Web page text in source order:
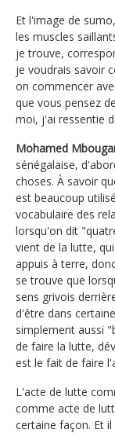
Et l'image de
les muscles
je trouve,
je voudrais savoir
on commencer
que vous pensez
moi, j'ai ressentie
Mohamed
sénégalaise,
choses. À savoir
est beaucoup
vocabulaire des
lorsqu'on dit
vient de la lutte,
appuis à terre,
se trouve que
sens grivois
d'être dans
simplement aussi
de faire la lutte,
est le fait de faire
L'acte de lutte
comme acte de
certaine façon. Et